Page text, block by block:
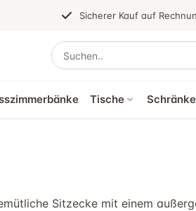
Sicherer Kauf auf
Tische Schränke
Sitzecke mit einem